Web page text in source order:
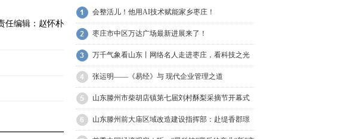
任编辑：赵怀朴
会整活儿！他用AI技术赋能家乡枣庄！
枣庄市中区万达广场最新进展来了！
万千气象看山东丨网络名人走进枣庄，看科技之光
点亮“新农业”！
张运明——《易经》与 现代企业管理之道
山东滕州市柴胡店镇第七届刘村酥梨采摘节开幕式
举行
山东滕州前大庙区域改造建设指挥部：赴缇香郡璟